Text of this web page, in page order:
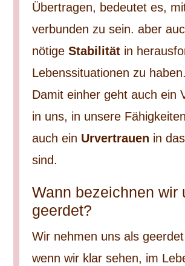
Übertragen, bedeutet es,
verbunden zu sein. aber
nötigeStabilitätin
Lebenssituationen zu haben.
Damit einher geht auch ein
in uns, in unsere
auch ein Urvertrauen in
sind.
Wann bezeichnen wir
geerdet?
Wir nehmen uns als
wenn wir klar sehen, im